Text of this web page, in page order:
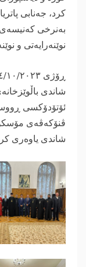
کرد، جەنابی
بەنرخی
نوێنەرایەتی و
شاندی
ئۆتۆدۆکسی
ڤنۆکەڤەی مۆسکۆ
شاندی یاوەری